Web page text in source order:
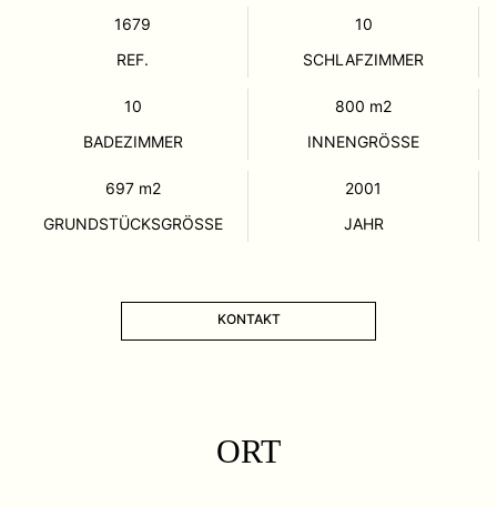
1679
REF.
10
SCHLAFZIMMER
10
BADEZIMMER
800 m2
INNENGRÖSSE
697 m2
GRUNDSTÜCKSGRÖSSE
2001
JAHR
KONTAKT
ORT